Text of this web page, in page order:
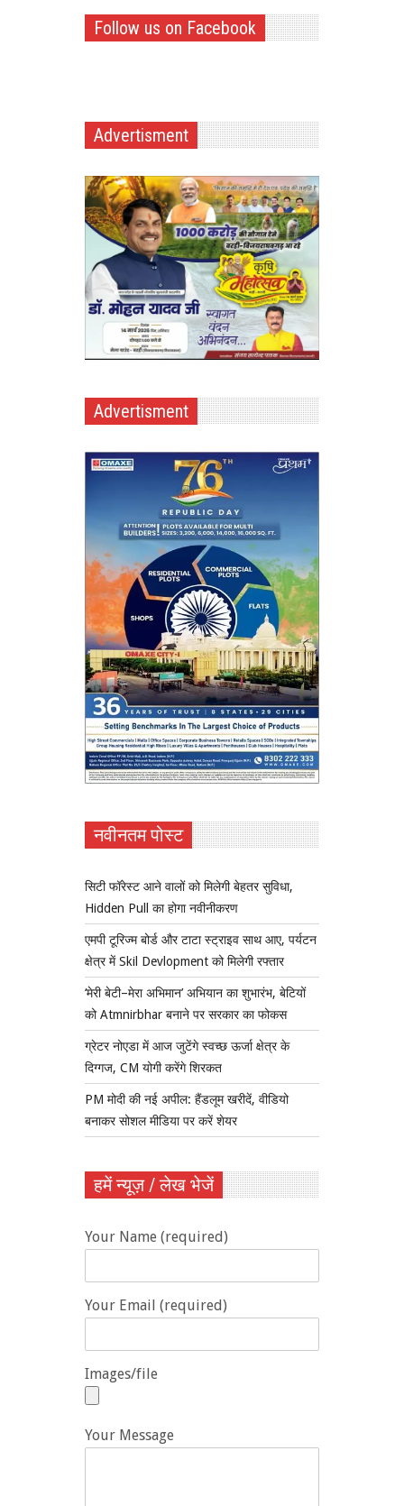
Follow us on Facebook
Advertisment
Advertisment
नवीनतम पोस्ट
सिटी फॉरेस्ट आने वालों को मिलेगी बेहतर सुविधा,
Hidden Pull का होगा नवीनीकरण
एमपी टूरिज्म बोर्ड और टाटा स्ट्राइव साथ आए, पर्यटन
क्षेत्र में Skil Devlopment को मिलेगी रफ्तार
‘मेरी बेटी–मेरा अभिमान’ अभियान का शुभारंभ, बेटियों
को Atmnirbhar बनाने पर सरकार का फोकस
ग्रेटर नोएडा में आज जुटेंगे स्वच्छ ऊर्जा क्षेत्र के
दिग्गज, CM योगी करेंगे शिरकत
PM मोदी की नई अपील: हैंडलूम खरीदें, वीडियो
बनाकर सोशल मीडिया पर करें शेयर
हमें न्यूज़ / लेख भेजें
Your Name (required)
Your Email (required)
Images/file
Your Message